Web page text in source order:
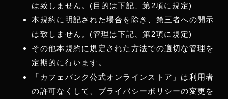
は致しません。(目的は下記、第2項に規定)
本規約に明記された場合を除き、第三者への開示
は致しません。(管理は下記、第2項に規定)
その他本規約に規定された方法での適切な管理を
定期的に行います。
「カフェバンク公式オンラインストア」は利用者
の許可なくして、プライバシーポリシーの変更を